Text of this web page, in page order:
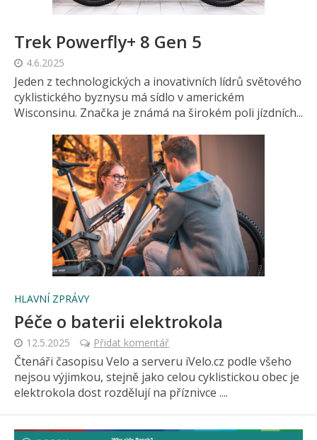
Trek Powerfly+ 8 Gen 5
4.6.2025
Jeden z technologických a inovativních lídrů světového
cyklistického byznysu má sídlo v americkém
Wisconsinu. Značka je známá na širokém poli jízdních...
HLAVNÍ ZPRÁVY
Péče o baterii elektrokola
12.5.2025 Přidat komentář
Čtenáři časopisu Velo a serveru iVelo.cz podle všeho
nejsou výjimkou, stejně jako celou cyklistickou obec je
elektrokola dost rozdělují na příznivce ....